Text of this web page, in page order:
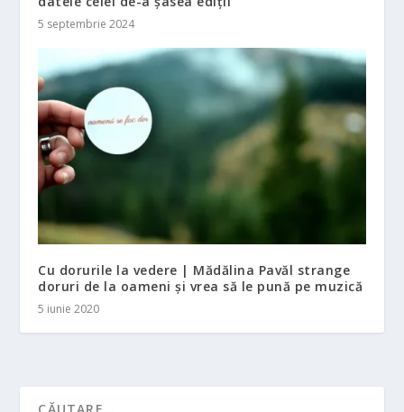
5 septembrie 2024
Cu dorurile la vedere | Mădălina Pavăl strange
doruri de la oameni și vrea să le pună pe muzică
5 iunie 2020